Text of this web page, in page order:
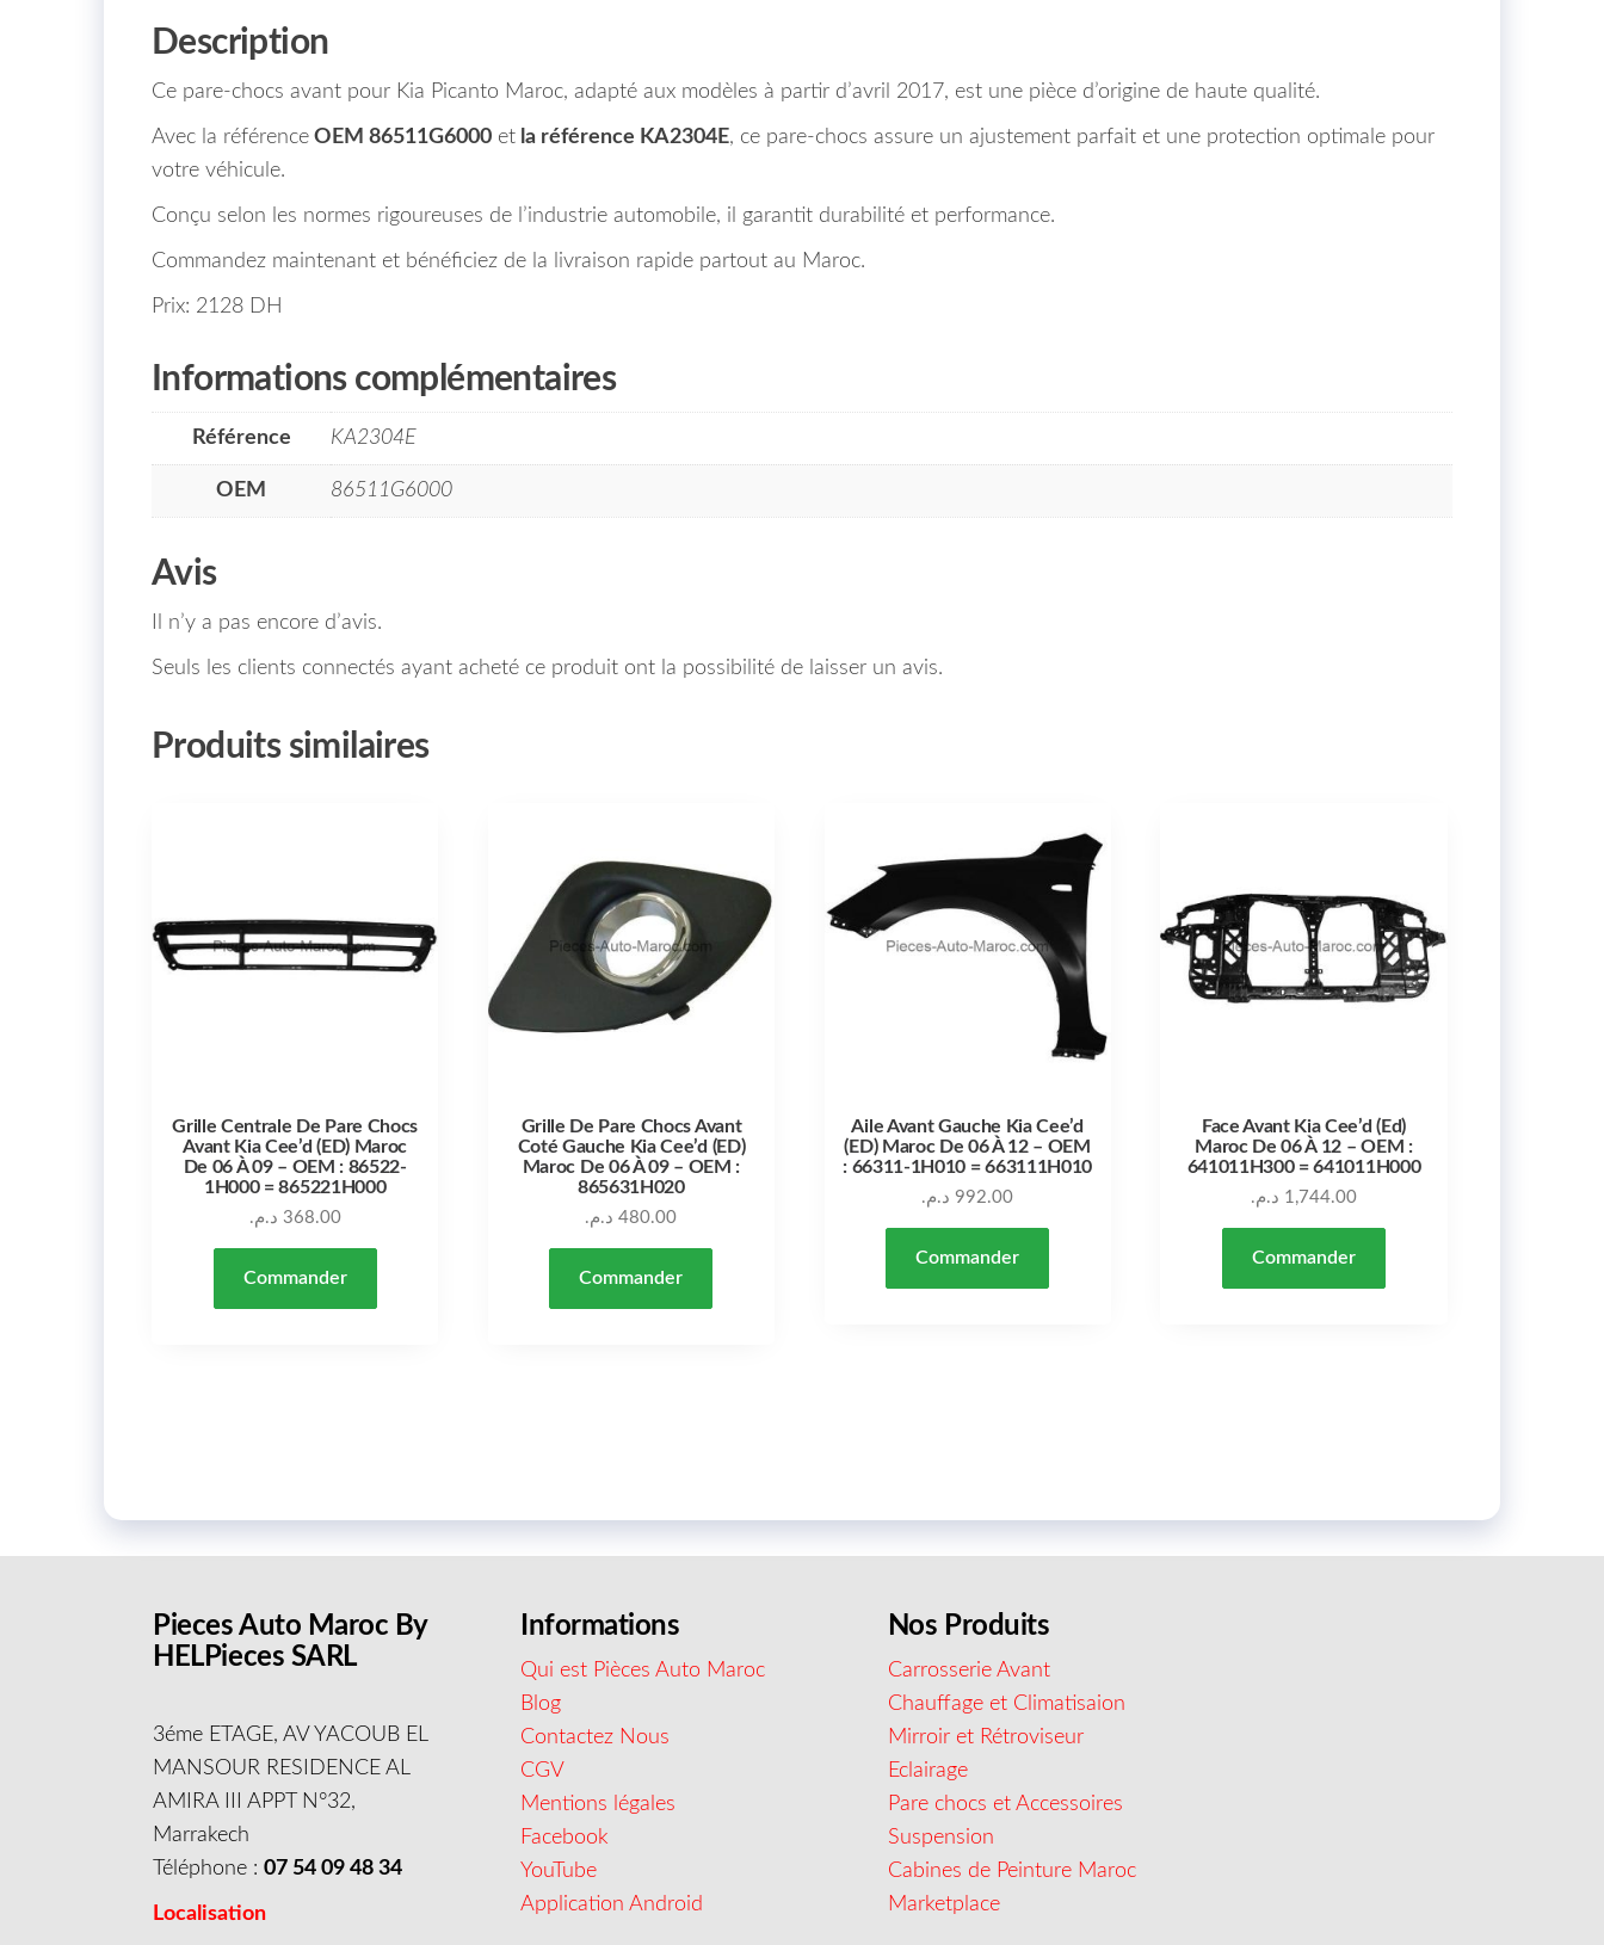
Description
Ce pare-chocs avant pour Kia Picanto Maroc, adapté aux modèles à partir d’avril 2017, est une pièce d’origine de haute qualité.
Avec la référence OEM 86511G6000 et la référence KA2304E, ce pare-chocs assure un ajustement parfait et une protection optimale pour
votre véhicule.
Conçu selon les normes rigoureuses de l’industrie automobile, il garantit durabilité et performance.
Commandez maintenant et bénéficiez de la livraison rapide partout au Maroc.
Prix: 2128 DH
Informations complémentaires
Référence KA2304E
OEM 86511G6000
Avis
Il n’y a pas encore d’avis.
Seuls les clients connectés ayant acheté ce produit ont la possibilité de laisser un avis.
Produits similaires
Grille Centrale De Pare Chocs
Avant Kia Cee’d (ED) Maroc
De 06 À 09 – OEM : 86522-
1H000 = 865221H000
368.00 د.م.
Commander
Grille De Pare Chocs Avant
Coté Gauche Kia Cee’d (ED)
Maroc De 06 À 09 – OEM :
865631H020
480.00 د.م.
Commander
Aile Avant Gauche Kia Cee’d
(ED) Maroc De 06 À 12 – OEM
: 66311-1H010 = 663111H010
992.00 د.م.
Commander
Face Avant Kia Cee’d (Ed)
Maroc De 06 À 12 – OEM :
641011H300 = 641011H000
1,744.00 د.م.
Commander
Pieces Auto Maroc By
HELPieces SARL
3éme ETAGE, AV YACOUB EL
MANSOUR RESIDENCE AL
AMIRA III APPT N°32,
Marrakech
Téléphone :07 54 09 48 34
Localisation
Informations
Qui est Pièces Auto Maroc
Blog
Contactez Nous
CGV
Mentions légales
Facebook
YouTube
Application Android
Nos Produits
Carrosserie Avant
Chauffage et Climatisaion
Mirroir et Rétroviseur
Eclairage
Pare chocs et Accessoires
Suspension
Cabines de Peinture Maroc
Marketplace